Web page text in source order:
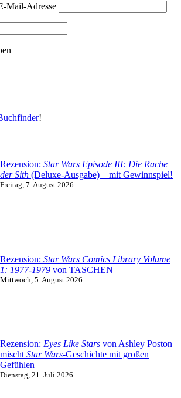
Mail-Adresse
!
Rezension: Star Wars Episode III: Die Rache
der Sith (Deluxe-Ausgabe) – mit Gewinnspiel!
Freitag, 7. August 2026
Rezension: Star Wars Comics Library Volume
1: 1977-1979 von TASCHEN
Mittwoch, 5. August 2026
Rezension: Eyes Like Stars von Ashley Poston
mischt Star Wars-Geschichte mit großen
Gefühlen
Dienstag, 21. Juli 2026